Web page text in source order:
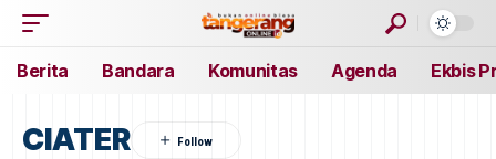
Berita Bandara Komunitas Agenda Ekbis
CIATER